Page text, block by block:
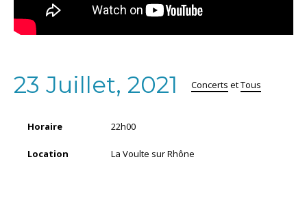
23 Juillet, 2021 Concerts etTous
Horaire 22h00
Location La Voulte sur Rhône